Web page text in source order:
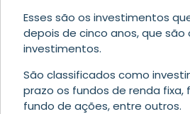
Esses são os investimentos
depois de cinco anos, que são
investimentos.
São classificados como
prazo os fundos de renda fixa,
fundo de ações, entre outros.